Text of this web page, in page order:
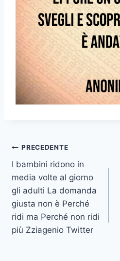
Navigazione
articoli
PRECEDENTE
I bambini ridono in
media volte al giorno
gli adulti La domanda
giusta non è Perché
ridi ma Perché non ridi
più Zziagenio Twitter